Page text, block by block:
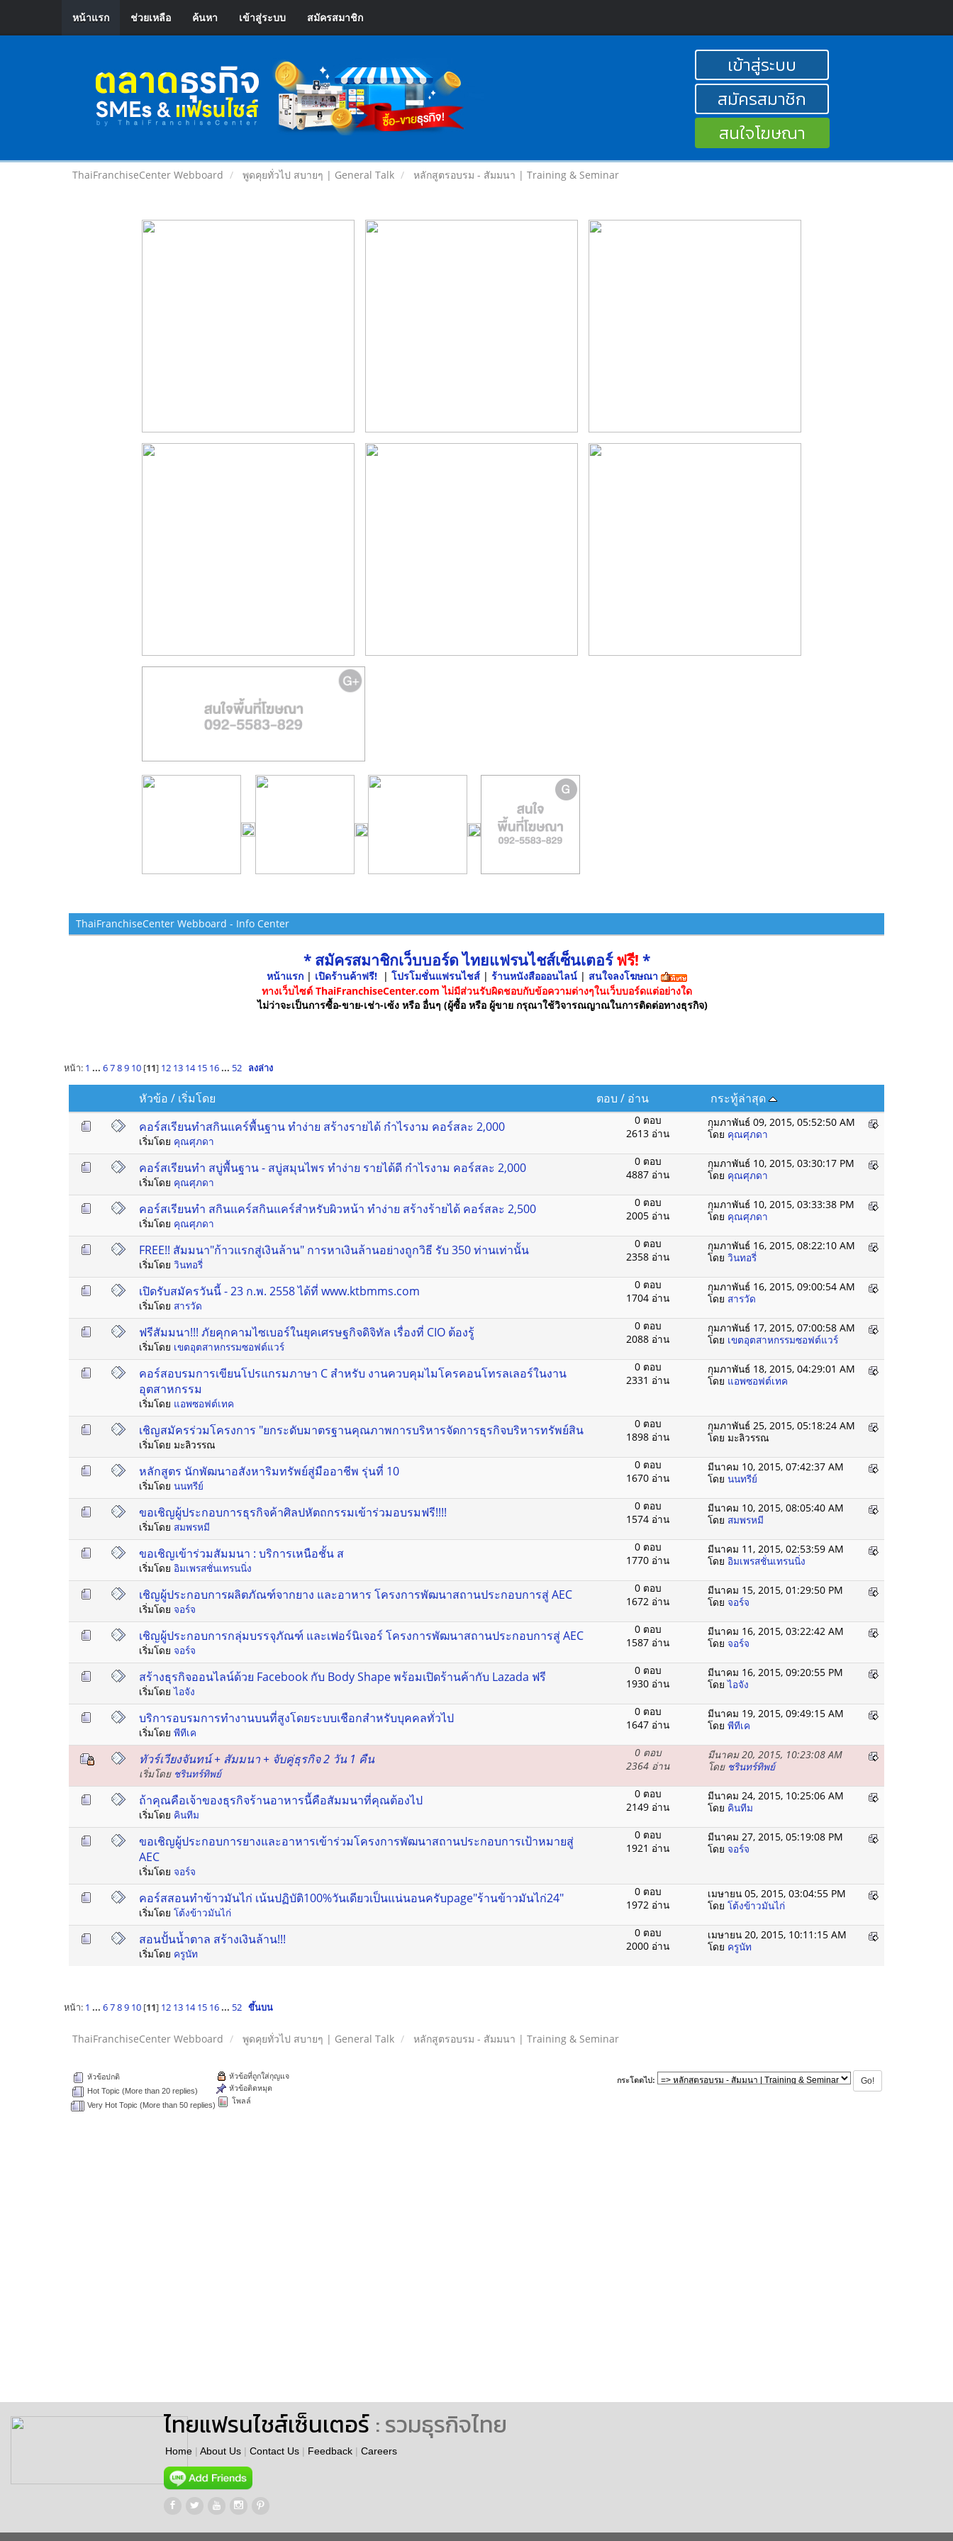
หน้าแรก ช่วยเหลือ ค้นหา เข้าสู่ระบบ สมัครสมาชิก
เข้าสู่ระบบ
สมัครสมาชิก
สนใจโฆษณา
ThaiFranchiseCenter Webboard พูดคุยทั่วไป สบายๆ | General Talk หลักสูตรอบรม - สัมมนา | Training & Seminar
ThaiFranchiseCenter Webboard - Info Center
* สมัครสมาชิกเว็บบอร์ด ไทยแฟรนไชส์เซ็นเตอร์ฟรี! *
หน้าแรก| เปิดร้านค้าฟรี! | โปรโมชั่นแฟรนไชส์ | ร้านหนังสือออนไลน์ | สนใจลงโฆษณา
ทางเว็บไซต์ ThaiFranchiseCenter.com ไม่มีส่วนรับผิดชอบกับข้อความต่างๆในเว็บบอร์ดแต่อย่างใด
ไม่ว่าจะเป็นการซื้อ-ขาย-เช่า-เซ้ง หรือ อื่นๆ (ผู้ซื้อ หรือ ผู้ขาย กรุณาใช้วิจารณญาณในการติดต่อทางธุรกิจ)
หน้า: 1 ... 6 7 8 9 10[11] 12 13 14 15 16 ... 52 ลงล่าง
หัวข้อ / เริ่มโดย ตอบ / อ่าน
กระทู้ล่าสุด
คอร์สเรียนทำสกินแคร์พื้นฐาน ทำง่าย สร้างรายได้ กำไรงาม คอร์สละ 2,000
เริ่มโดย คุณศุภดา
0 ตอบ
2613 อ่าน
กุมภาพันธ์ 09, 2015, 05:52:50 AM
โดย คุณศุภดา
คอร์สเรียนทำ สบู่พื้นฐาน - สบู่สมุนไพร ทำง่าย รายได้ดี กำไรงาม คอร์สละ 2,000
เริ่มโดย คุณศุภดา
0 ตอบ
4887 อ่าน
กุมภาพันธ์ 10, 2015, 03:30:17 PM
โดย คุณศุภดา
คอร์สเรียนทำ สกินแคร์สกินแคร์สำหรับผิวหน้า ทำง่าย สร้างร้ายได้ คอร์สละ 2,500
เริ่มโดย คุณศุภดา
0 ตอบ
2005 อ่าน
กุมภาพันธ์ 10, 2015, 03:33:38 PM
โดย คุณศุภดา
FREE!! สัมมนา"ก้าวแรกสู่เงินล้าน" การหาเงินล้านอย่างถูกวิธี รับ 350 ท่านเท่านั้น
เริ่มโดย วินทอรี่
0 ตอบ
2358 อ่าน
กุมภาพันธ์ 16, 2015, 08:22:10 AM
โดย วินทอรี่
เปิดรับสมัครวันนี้ - 23 ก.พ. 2558 ได้ที่ www.ktbmms.com
เริ่มโดย สารวัด
0 ตอบ
1704 อ่าน
กุมภาพันธ์ 16, 2015, 09:00:54 AM
โดย สารวัด
ฟรีสัมมนา!!! ภัยคุกคามไซเบอร์ในยุคเศรษฐกิจดิจิทัล เรื่องที่ CIO ต้องรู้
เริ่มโดย เขตอุตสาหกรรมซอฟต์แวร์
0 ตอบ
2088 อ่าน
กุมภาพันธ์ 17, 2015, 07:00:58 AM
โดย เขตอุตสาหกรรมซอฟต์แวร์
คอร์สอบรมการเขียนโปรแกรมภาษา C สำหรับ งานควบคุมไมโครคอนโทรลเลอร์ในงาน
อุตสาหกรรม
เริ่มโดย แอพซอฟต์เทค
0 ตอบ
2331 อ่าน
กุมภาพันธ์ 18, 2015, 04:29:01 AM
โดย แอพซอฟต์เทค
เชิญสมัครร่วมโครงการ "ยกระดับมาตรฐานคุณภาพการบริหารจัดการธุรกิจบริหารทรัพย์สิน
เริ่มโดย มะลิวรรณ
0 ตอบ
1898 อ่าน
กุมภาพันธ์ 25, 2015, 05:18:24 AM
โดย มะลิวรรณ
หลักสูตร นักพัฒนาอสังหาริมทรัพย์สู่มืออาชีพ รุ่นที่ 10
เริ่มโดย นนทรีย์
0 ตอบ
1670 อ่าน
มีนาคม 10, 2015, 07:42:37 AM
โดย นนทรีย์
ขอเชิญผู้ประกอบการธุรกิจค้าศิลปหัตถกรรมเข้าร่วมอบรมฟรี!!!!
เริ่มโดย สมพรหมี
0 ตอบ
1574 อ่าน
มีนาคม 10, 2015, 08:05:40 AM
โดย สมพรหมี
ขอเชิญเข้าร่วมสัมมนา : บริการเหนือชั้น ส
เริ่มโดย อิมเพรสชั่นเทรนนิ่ง
0 ตอบ
1770 อ่าน
มีนาคม 11, 2015, 02:53:59 AM
โดย อิมเพรสชั่นเทรนนิ่ง
เชิญผู้ประกอบการผลิตภัณฑ์จากยาง และอาหาร โครงการพัฒนาสถานประกอบการสู่ AEC
เริ่มโดย จอร์จ
0 ตอบ
1672 อ่าน
มีนาคม 15, 2015, 01:29:50 PM
โดย จอร์จ
เชิญผู้ประกอบการกลุ่มบรรจุภัณฑ์ และเฟอร์นิเจอร์ โครงการพัฒนาสถานประกอบการสู่ AEC
เริ่มโดย จอร์จ
0 ตอบ
1587 อ่าน
มีนาคม 16, 2015, 03:22:42 AM
โดย จอร์จ
สร้างธุรกิจออนไลน์ด้วย Facebook กับ Body Shape พร้อมเปิดร้านค้ากับ Lazada ฟรี
เริ่มโดยไอจัง
0 ตอบ
1930 อ่าน
มีนาคม 16, 2015, 09:20:55 PM
โดยไอจัง
บริการอบรมการทำงานบนที่สูงโดยระบบเชือกสำหรับบุคคลทั่วไป
เริ่มโดย พีทีเค
0 ตอบ
1647 อ่าน
มีนาคม 19, 2015, 09:49:15 AM
โดย พีทีเค
ทัวร์เวียงจันทน์ + สัมมนา + จับคู่ธุรกิจ 2 วัน 1 คืน
เริ่มโดย ชรินทร์ทิพย์
0 ตอบ
2364 อ่าน
มีนาคม 20, 2015, 10:23:08 AM
โดย ชรินทร์ทิพย์
ถ้าคุณคือเจ้าของธุรกิจร้านอาหารนี้คือสัมมนาที่คุณต้องไป
เริ่มโดย คินทีม
0 ตอบ
2149 อ่าน
มีนาคม 24, 2015, 10:25:06 AM
โดย คินทีม
ขอเชิญผู้ประกอบการยางและอาหารเข้าร่วมโครงการพัฒนาสถานประกอบการเป้าหมายสู่
AEC
เริ่มโดย จอร์จ
0 ตอบ
1921 อ่าน
มีนาคม 27, 2015, 05:19:08 PM
โดย จอร์จ
คอร์สสอนทำข้าวมันไก่ เน้นปฏิบัติ100%วันเดียวเป็นแน่นอนครับpage"ร้านข้าวมันไก่24"
เริ่มโดย โต้งข้าวมันไก่
0 ตอบ
1972 อ่าน
เมษายน 05, 2015, 03:04:55 PM
โดย โต้งข้าวมันไก่
สอนปั้นน้ำตาล สร้างเงินล้าน!!!
เริ่มโดย ครูนัท
0 ตอบ
2000 อ่าน
เมษายน 20, 2015, 10:11:15 AM
โดย ครูนัท
หน้า: 1 ... 6 7 8 9 10[11] 12 13 14 15 16 ... 52 ขึ้นบน
ThaiFranchiseCenter Webboard พูดคุยทั่วไป สบายๆ | General Talk หลักสูตรอบรม - สัมมนา | Training & Seminar
กระโดดไป:
หัวข้อปกติ
Hot Topic (More than 20 replies)
Very Hot Topic (More than 50 replies)
หัวข้อที่ถูกใส่กุญแจ
หัวข้อติดหมุด
โพลล์
ไทยแฟรนไชส์เซ็นเตอร์ : รวมธุรกิจไทย
Home | About Us | Contact Us | Feedback | Careers